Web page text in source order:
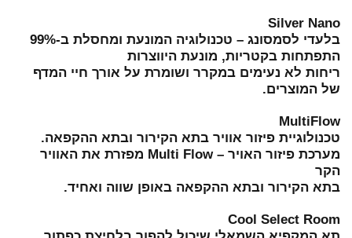
Silver Nano
בלעדי לסמסונג – טכנולוגיה המונעת ומחסלת ב-99%
התפתחות בקטריות, מונעת היווצרות
ריחות לא נעימים במקרר ושומרת על אורך חיי המדף
של המוצרים.
MultiFlow
טכנולוגיית פיזור אוויר בתא הקירור ובתא ההקפאה.
מערכת פיזור האויר – Multi Flow מפזרת את האוויר
הקר
בתא הקירור ובתא ההקפאה באופן שווה ואחיד.
Cool Select Room